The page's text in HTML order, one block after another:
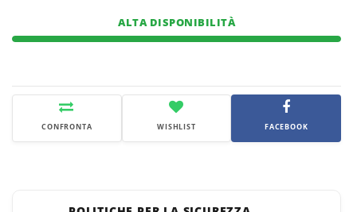
ALTA DISPONIBILITÀ
CONFRONTA WISHLIST FACEBOOK